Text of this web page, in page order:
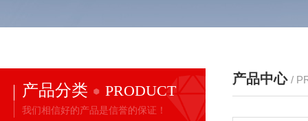
产品分类 PRODUCT
我们相信好的产品是信誉的保证！
产品中心 /